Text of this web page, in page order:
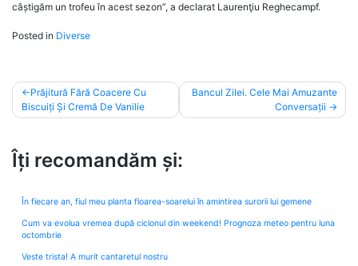
câștigăm un trofeu în acest sezon”, a declarat Laurenţiu Reghecampf.
Posted in Diverse
Post
navigation
Prăjitură Fără Coacere Cu
Biscuiți Și Cremă De Vanilie
Bancul Zilei. Cele Mai Amuzante
Conversații
Îți recomandăm și:
În fiecare an, fiul meu planta floarea-soarelui în amintirea surorii lui gemene
Cum va evolua vremea după ciclonul din weekend! Prognoza meteo pentru luna
octombrie
Veste trista! A murit cantaretul nostru